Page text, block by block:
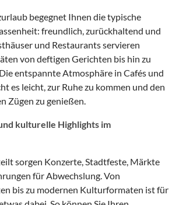
begegnet Ihnen die typische
freundlich, zurückhaltend und
und Restaurants servieren
von deftigen Gerichten bis hin zu
entspannte Atmosphäre in Cafés und
es leicht, zur Ruhe zu kommen und den
Zügen zu genießen.
kulturelle Highlights im
sorgen Konzerte, Stadtfeste, Märkte
für Abwechslung. Von
bis zu modernen Kulturformaten ist für